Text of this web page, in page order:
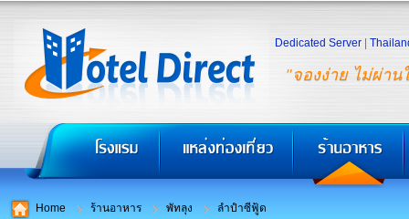
"จองง่าย ไม่ผ่าน
Dedicated Server
Home ร้านอาหาร พัทลุง ลำปำซีฟู้ด